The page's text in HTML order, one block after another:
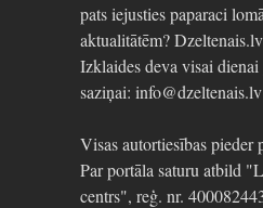
pats iejusties paparaci
aktualitātēm?
Izklaides deva visai dienai
saziņai: info@dzeltenais.lv
Visas autortiesības pieder
Par portāla saturu atbild
centrs", reģ. nr.